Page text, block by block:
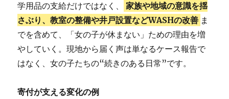
学用品の支給だけではなく、
家族や地域の意識を揺
さぶり、教室の整備や井戸設置などWASHの改善 ま
でを含めて、「女の子が休まない」ための理由を増
やしていく。現地から届く声は単なるケース報告で
はなく、女の子たちの“続きのある日常”です。
寄付が支える変化の例